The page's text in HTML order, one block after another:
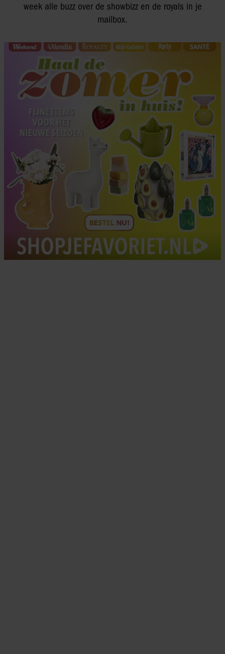
week alle buzz over de showbizz en de royals in je
mailbox.